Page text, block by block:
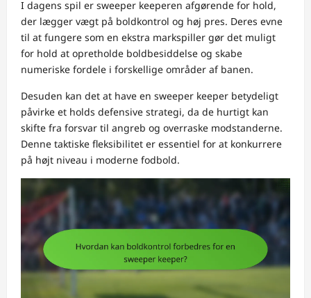
I dagens spil er sweeper keeperen afgørende for hold,
der lægger vægt på boldkontrol og høj pres. Deres evne
til at fungere som en ekstra markspiller gør det muligt
for hold at opretholde boldbesiddelse og skabe
numeriske fordele i forskellige områder af banen.
Desuden kan det at have en sweeper keeper betydeligt
påvirke et holds defensive strategi, da de hurtigt kan
skifte fra forsvar til angreb og overraske modstanderne.
Denne taktiske fleksibilitet er essentiel for at konkurrere
på højt niveau i moderne fodbold.